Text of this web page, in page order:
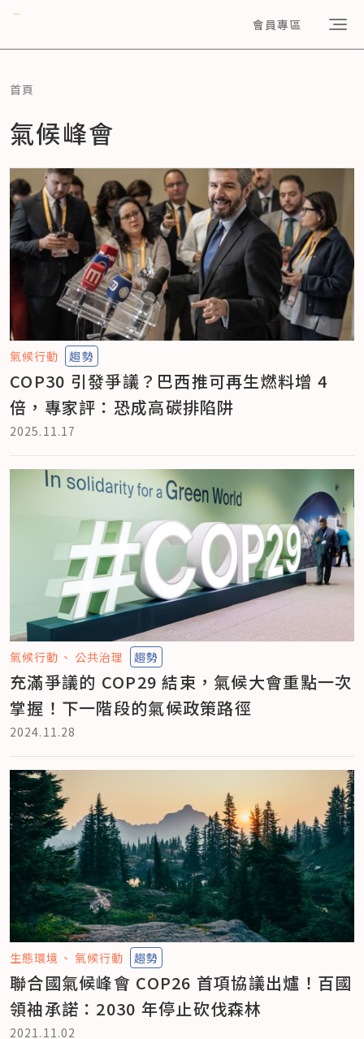
會員專區
首頁
氣候峰會
氣候行動 趨勢
COP30 引發爭議？巴西推可再生燃料增 4
倍，專家評：恐成高碳排陷阱
2025.11.17
氣候行動 公共治理 趨勢
充滿爭議的 COP29 結束，氣候大會重點一次
掌握！下一階段的氣候政策路徑
2024.11.28
生態環境 氣候行動 趨勢
聯合國氣候峰會 COP26 首項協議出爐！百國
領袖承諾：2030 年停止砍伐森林
2021.11.02